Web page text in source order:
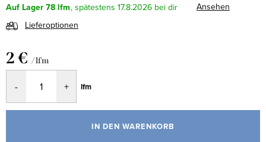
Auf Lager78 lfm 17.8.2026
Ansehen
Lieferoptionen
2 € / lfm
lfm
IN DEN WARENKORB